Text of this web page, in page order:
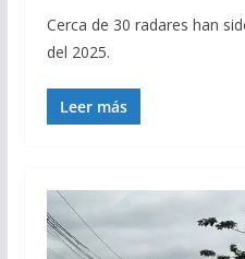
Cerca de 30 radares han
del 2025.
Leer más